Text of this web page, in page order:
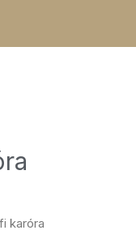
karóra